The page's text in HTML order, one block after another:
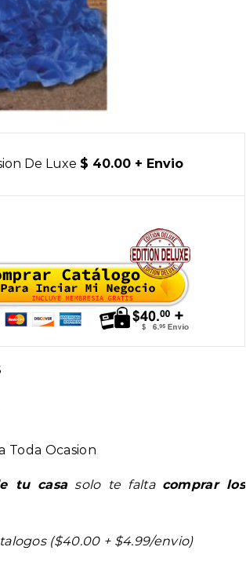
De Luxe $ 40.00 + Envio
Toda Ocasion
tu casasolo te falta comprar los
($40.00 + $4.99/envio)